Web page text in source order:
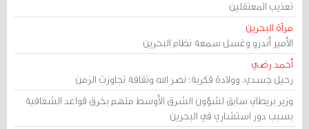
تعذيب المعتقلين
مرآة البحرين
الأمير أندرو وغسل سمعة نظام البحرين
أحمد رضي
رحيل جسدي، وولادة فكرية: نصر الله وثقافة تجاوزت الزمن
وزير بريطاني سابق لشؤون الشرق الأوسط متهم بخرق قواعد الشفافية
بسبب دور استشاري في البحرين